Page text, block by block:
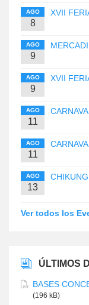
AGO
8
XVII
AGO
9
AGO
9
XVII
AGO
11
AGO
11
AGO
13
Ver todos los
ÚLTIMOS
BASES
(196 kB)